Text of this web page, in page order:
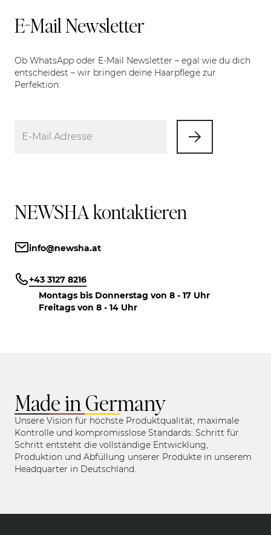
E-Mail Newsletter
Ob WhatsApp oder E-Mail Newsletter – egal wie du dich
entscheidest – wir bringen deine Haarpflege zur
Perfektion.
NEWSHA kontaktieren
info@newsha.at
+43 3127 8216
Montags bis Donnerstag von 8 - 17 Uhr
Freitags von 8 - 14 Uhr
Made in Germany
Unsere Vision für höchste Produktqualität, maximale
Kontrolle und kompromisslose Standards: Schritt für
Schritt entsteht die vollständige Entwicklung,
Produktion und Abfüllung unserer Produkte in unserem
Headquarter in Deutschland.